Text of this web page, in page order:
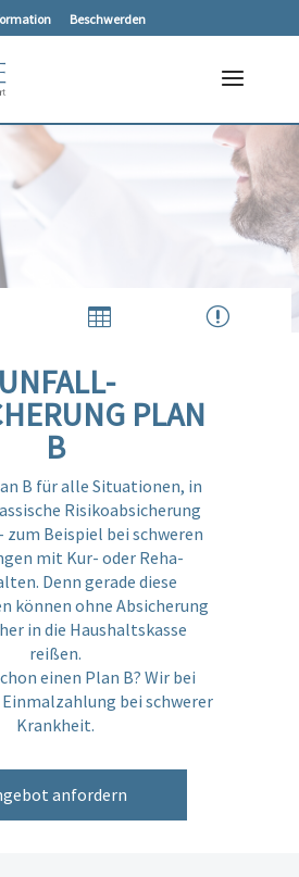
Beschwerden
 r
UNFALL­
PLAN
B
B für alle Situationen, in
Risikoabsicherung
Beispiel bei schweren
mit Kur- oder Reha-
Denn gerade diese
können ohne Absicherung
in die Haushaltskasse
reißen.
einen Plan B? Wir bei
bei schwerer
Krankheit.
anfordern